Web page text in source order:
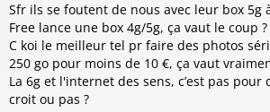
Sfr ils se foutent de nous avec leur box 5g
Free lance une box 4g/5g, ça vaut le coup ?
C koi le meilleur tel pr faire des photos
250 go pour moins de 10 €, ça vaut
La 6g et l'internet des sens, c’est pas pour
croit ou pas ?